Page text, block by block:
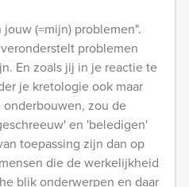
jouw (=mijn) problemen".
problemen
En zoals jij in je reactie te
je kretologie ook maar
zou de
en 'beledigen'
toepassing zijn dan op
die de werkelijkheid
blik onderwerpen en daar